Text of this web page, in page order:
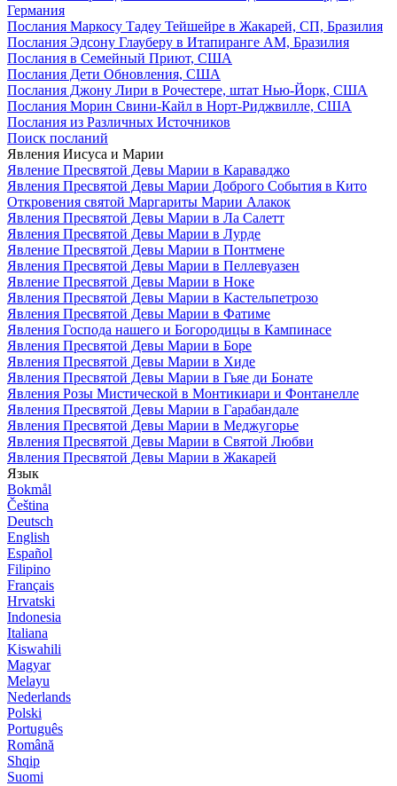
Германия
Послания Маркосу Тадеу Тейшейре в Жакарей, СП, Бразилия
Послания Эдсону Глауберу в Итапиранге AM, Бразилия
Послания в Семейный Приют, США
Послания Дети Обновления, США
Послания Джону Лири в Рочестере, штат Нью-Йорк, США
Послания Морин Свини-Кайл в Норт-Риджвилле, США
Послания из Различных Источников
Поиск посланий
Явления Иисуса и Марии
Явление Пресвятой Девы Марии в Караваджо
Явления Пресвятой Девы Марии Доброго События в Кито
Откровения святой Маргариты Марии Алакок
Явления Пресвятой Девы Марии в Ла Салетт
Явления Пресвятой Девы Марии в Лурде
Явление Пресвятой Девы Марии в Понтмене
Явления Пресвятой Девы Марии в Пеллевуазен
Явление Пресвятой Девы Марии в Ноке
Явления Пресвятой Девы Марии в Кастельпетрозо
Явления Пресвятой Девы Марии в Фатиме
Явления Господа нашего и Богородицы в Кампинасе
Явления Пресвятой Девы Марии в Боре
Явления Пресвятой Девы Марии в Хиде
Явления Пресвятой Девы Марии в Гьяе ди Бонате
Явления Розы Мистической в Монтикиари и Фонтанелле
Явления Пресвятой Девы Марии в Гарабандале
Явления Пресвятой Девы Марии в Меджугорье
Явления Пресвятой Девы Марии в Святой Любви
Явления Пресвятой Девы Марии в Жакарей
Язык
Bokmål
Čeština
Deutsch
English
Español
Filipino
Français
Hrvatski
Indonesia
Italiana
Kiswahili
Magyar
Melayu
Nederlands
Polski
Português
Română
Shqip
Suomi